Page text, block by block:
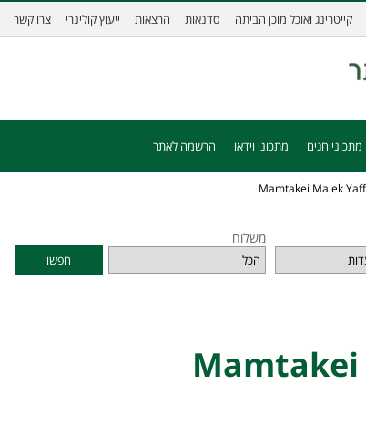
קייטרינג ואוכל מוכן הביתה סדנאות הרצאות ייעוץ קולינרי צרו קשר
מתכוני חגים מתכוני וידאו הרשמה לאתר
משלוח
חפשו
ממתקי מאלק יפו Mamtakei